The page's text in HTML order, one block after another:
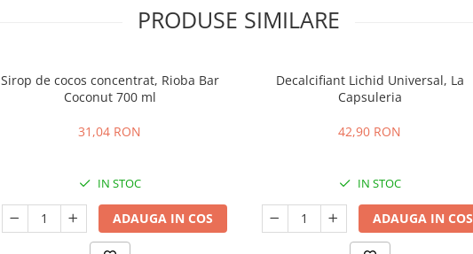
PRODUSE SIMILARE
Sirop de cocos concentrat, Rioba Bar
Coconut 700 ml
31,04 RON
IN STOC
ADAUGA IN COS
Decalcifiant Lichid Universal, La
Capsuleria
42,90 RON
IN STOC
ADAUGA IN COS